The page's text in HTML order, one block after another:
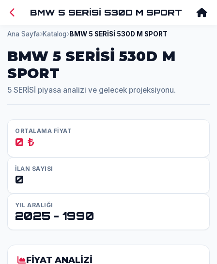
BMW 5 SERİSİ 530D M SPORT
Ana Sayfa Katalog BMW 5 SERİSİ 530D M SPORT
BMW 5 SERİSİ 530D M
SPORT
5 SERİSİ piyasa analizi ve gelecek projeksiyonu.
ORTALAMA FİYAT
0 ₺
İLAN SAYISI
0
YIL ARALIĞI
2025 - 1990
FİYAT ANALİZİ